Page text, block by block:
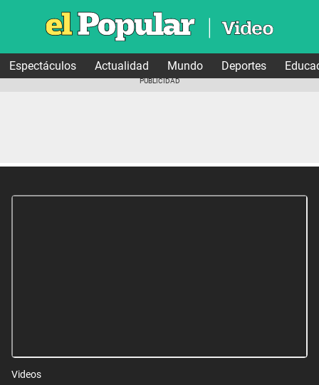
Espectáculos Actualidad Mundo Deportes
Videos